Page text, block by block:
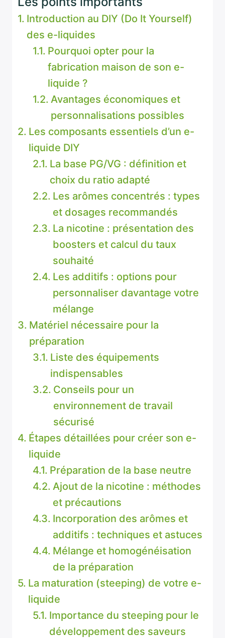
Introduction au DIY (Do It Yourself)
des e-liquides
Pourquoi opter pour la
fabrication maison de son e-
liquide ?
Avantages économiques et
personnalisations possibles
Les composants essentiels d’un e-
liquide DIY
La base PG/VG : définition et
choix du ratio adapté
Les arômes concentrés : types
et dosages recommandés
La nicotine : présentation des
boosters et calcul du taux
souhaité
Les additifs : options pour
personnaliser davantage votre
mélange
Matériel nécessaire pour la
préparation
Liste des équipements
indispensables
Conseils pour un
environnement de travail
sécurisé
Étapes détaillées pour créer son e-
liquide
Préparation de la base neutre
Ajout de la nicotine : méthodes
et précautions
Incorporation des arômes et
additifs : techniques et astuces
Mélange et homogénéisation
de la préparation
La maturation (steeping) de votre e-
liquide
Importance du steeping pour le
développement des saveurs